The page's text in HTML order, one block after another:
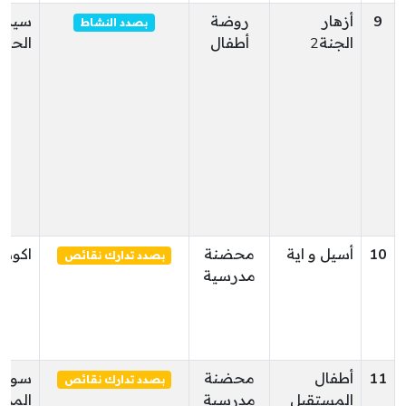
9
أزهار
الجنة2
روضة
أطفال
بصدد النشاط
10 أسيل و اية
محضنة
مدرسية
بصدد تدارك نقائص
11
أطفال
المستقبل
محضنة
مدرسية
بصدد تدارك نقائص